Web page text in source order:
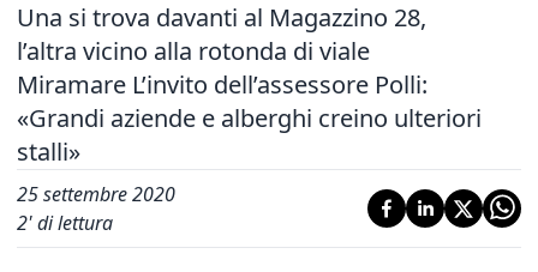
Una si trova davanti al Magazzino 28,
l’altra vicino alla rotonda di viale
Miramare L’invito dell’assessore Polli:
«Grandi aziende e alberghi creino ulteriori
stalli»
25 settembre 2020
2' di lettura